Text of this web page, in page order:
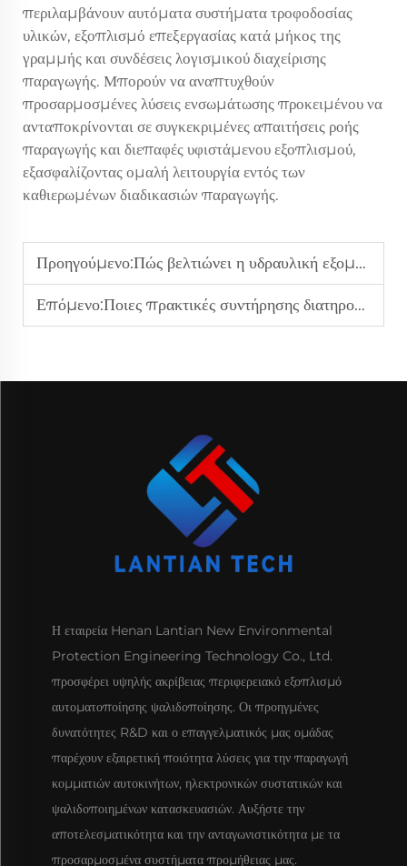
περιλαμβάνουν αυτόματα συστήματα τροφοδοσίας
υλικών, εξοπλισμό επεξεργασίας κατά μήκος της
γραμμής και συνδέσεις λογισμικού διαχείρισης
παραγωγής. Μπορούν να αναπτυχθούν
προσαρμοσμένες λύσεις ενσωμάτωσης προκειμένου να
ανταποκρίνονται σε συγκεκριμένες απαιτήσεις ροής
παραγωγής και διεπαφές υφιστάμενου εξοπλισμού,
εξασφαλίζοντας ομαλή λειτουργία εντός των
καθιερωμένων διαδικασιών παραγωγής.
Προηγούμενο:Πώς βελτιώνει η υδραυλική εξομάλυνση την κατασκευή δομικού χάλυβα;
Επόμενο:Ποιες πρακτικές συντήρησης διατηρούν τα πολυρολά CNC επίπεδα μηχανήματα σε ομαλή λειτουργία;
Η εταιρεία Henan Lantian New Environmental
Protection Engineering Technology Co., Ltd.
προσφέρει υψηλής ακρίβειας περιφερειακό εξοπλισμό
αυτοματοποίησης ψαλιδοποίησης. Οι προηγμένες
δυνατότητες R&D και ο επαγγελματικός μας ομάδας
παρέχουν εξαιρετική ποιότητα λύσεις για την παραγωγή
κομματιών αυτοκινήτων, ηλεκτρονικών συστατικών και
ψαλιδοποιημένων κατασκευασιών. Αυξήστε την
αποτελεσματικότητα και την ανταγωνιστικότητα με τα
προσαρμοσμένα συστήματα προμήθειας μας.